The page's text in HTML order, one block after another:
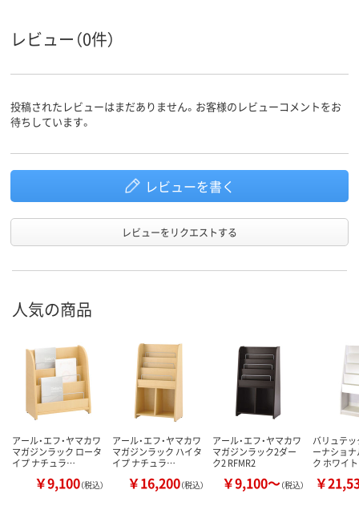
レビュー（0件）
投稿されたレビューはまだありません。お客様のレビューコメントをお
待ちしています。
レビューを書く
レビューをリクエストする
人気の商品
アール・エフ・ヤマカワ
マガジンラック ロータ
イプ ナチュラ…
￥9,100（税込）
アール・エフ・ヤマカワ
マガジンラック ハイタ
イプ ナチュラ…
￥16,200（税込）
アール・エフ・ヤマカワ
マガジンラック2ダー
ク2 RFMR2
￥9,100～（税込）
バリュテッ
ーナショ
ク ホワイ
￥